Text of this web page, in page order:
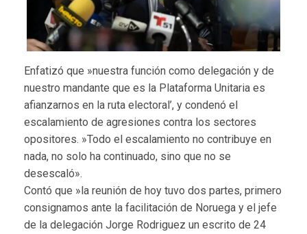
Enfatizó que »nuestra función como delegación y de
nuestro mandante que es la Plataforma Unitaria es
afianzarnos en la ruta electoral’, y condenó el
escalamiento de agresiones contra los sectores
opositores. »Todo el escalamiento no contribuye en
nada, no solo ha continuado, sino que no se
desescaló».
Contó que »la reunión de hoy tuvo dos partes, primero
consignamos ante la facilitación de Noruega y el jefe
de la delegación Jorge Rodriguez un escrito de 24